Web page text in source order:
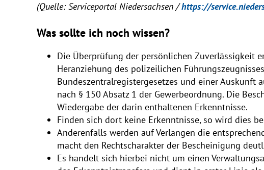
(Quelle: Serviceportal Niedersachsen /https://
Was sollte ich noch wissen?
Die Überprüfung der persönlichen Zuverlässigkeit
Heranziehung des polizeilichen
Bundeszentralregistergesetzes und einer Auskunft
nach § 150 Absatz 1 der Gewerbeordnung. Die
Wiedergabe der darin enthaltenen Erkenntnisse.
Finden sich dort keine Erkenntnisse, so wird dies
Anderenfalls werden auf Verlangen die
macht den Rechtscharakter der Bescheinigung
Es handelt sich hierbei nicht um einen